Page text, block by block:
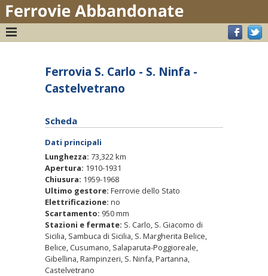
Ferrovia S. Carlo - S. Ninfa -
Castelvetrano
Scheda
Dati principali
Lunghezza: 73,322 km
Apertura: 1910-1931
Chiusura: 1959-1968
Ultimo gestore: Ferrovie dello Stato
Elettrificazione: no
Scartamento: 950 mm
Stazioni e fermate: S. Carlo, S. Giacomo di
Sicilia, Sambuca di Sicilia, S. Margherita Belice,
Belice, Cusumano, Salaparuta-Poggioreale,
Gibellina, Rampinzeri, S. Ninfa, Partanna,
Castelvetrano